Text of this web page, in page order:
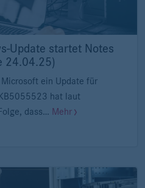
Update startet Notes
24.04.25)
ein Update für
hat laut
dass… Mehr